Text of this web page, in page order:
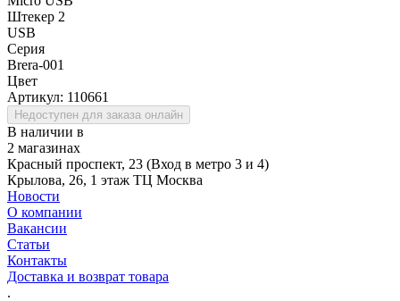
Штекер 2
USB
Серия
Brera-001
Цвет
Артикул: 110661
Недоступен для заказа онлайн
В наличии в
2 магазинах
Красный проспект, 23 (Вход в метро 3 и 4)
Крылова, 26, 1 этаж ТЦ Москва
Новости
О компании
Вакансии
Статьи
Контакты
Доставка и возврат товара
.